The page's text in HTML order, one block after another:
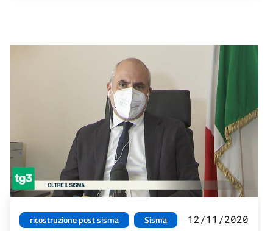
ricostruzione post sisma Sisma 12/11/2020